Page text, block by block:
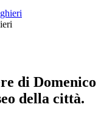
di Domenico
della città.